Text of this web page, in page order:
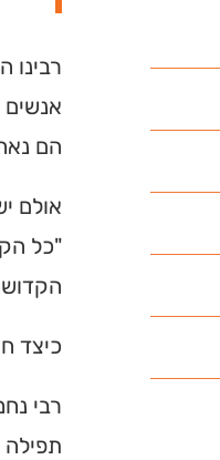
אנשים
הם
אולם
"כל
כיצד
רבי